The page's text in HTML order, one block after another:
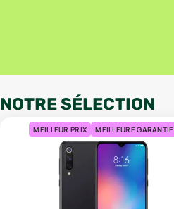
NOTRE SÉLECTION
MEILLEUR PRIX MEILLEURE GARANTIE